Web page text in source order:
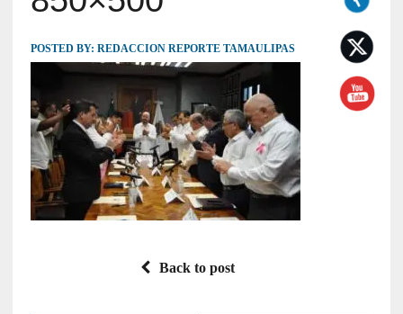
POSTED BY: REDACCION REPORTE TAMAULIPAS
Back to post